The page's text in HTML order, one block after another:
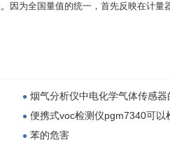
因为全国量值的统一，首先反映在计量
烟气分析仪中电化学气体传感器
便携式voc检测仪pgm7340可以
苯的危害